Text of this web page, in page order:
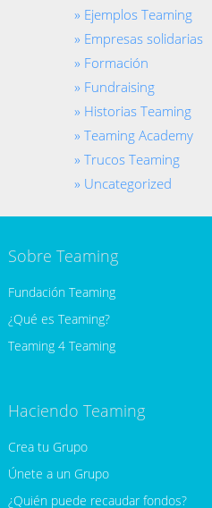
Ejemplos Teaming
Empresas solidarias
Formación
Fundraising
Historias Teaming
Teaming Academy
Trucos Teaming
Uncategorized
Sobre Teaming
Fundación Teaming
¿Qué es Teaming?
Teaming 4 Teaming
Haciendo Teaming
Crea tu Grupo
Únete a un Grupo
¿Quién puede recaudar fondos?